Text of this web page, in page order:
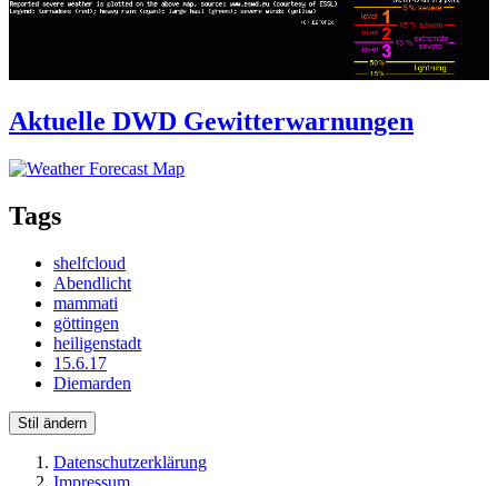
Aktuelle DWD Gewitterwarnungen
Tags
shelfcloud
Abendlicht
mammati
göttingen
heiligenstadt
15.6.17
Diemarden
Stil ändern
Datenschutzerklärung
Impressum